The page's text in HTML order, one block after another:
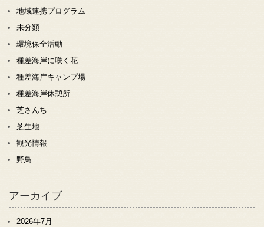
地域連携プログラム
未分類
環境保全活動
種差海岸に咲く花
種差海岸キャンプ場
種差海岸休憩所
芝さんち
芝生地
観光情報
野鳥
アーカイブ
2026年7月